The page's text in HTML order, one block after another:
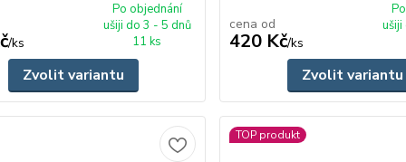
/ks
Po objednání
ušiji do 3 - 5 dnů
11 ks
Zvolit variantu
cena od
420 Kč/ks
ušiji
Zvolit variantu
TOP produkt